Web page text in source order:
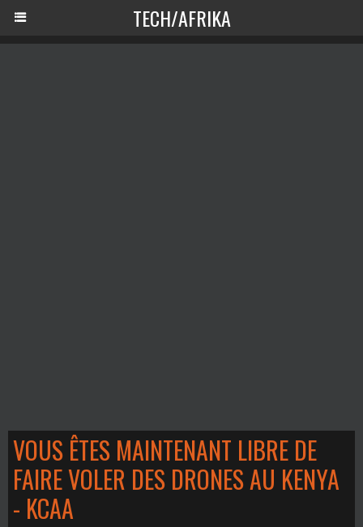
TECH/AFRIKA
VOUS ÊTES MAINTENANT LIBRE DE
FAIRE VOLER DES DRONES AU KENYA
- KCAA